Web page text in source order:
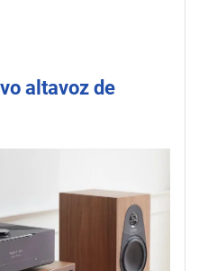
altavoz de